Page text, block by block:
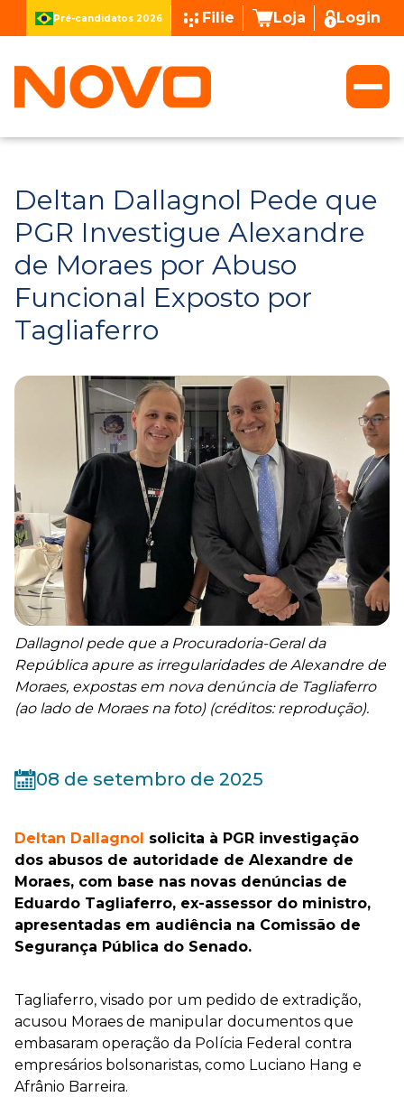
Pré-candidatos 2026 Filie Loja Login
Deltan Dallagnol Pede que
PGR Investigue Alexandre
de Moraes por Abuso
Funcional Exposto por
Tagliaferro
Dallagnol pede que a Procuradoria-Geral da
República apure as irregularidades de Alexandre de
Moraes, expostas em nova denúncia de Tagliaferro
(ao lado de Moraes na foto) (créditos: reprodução).
08 de setembro de 2025
Deltan Dallagnol solicita à PGR investigação
dos abusos de autoridade de Alexandre de
Moraes, com base nas novas denúncias de
Eduardo Tagliaferro, ex-assessor do ministro,
apresentadas em audiência na Comissão de
Segurança Pública do Senado.
Tagliaferro, visado por um pedido de extradição,
acusou Moraes de manipular documentos que
embasaram operação da Polícia Federal contra
empresários bolsonaristas, como Luciano Hang e
Afrânio Barreira.